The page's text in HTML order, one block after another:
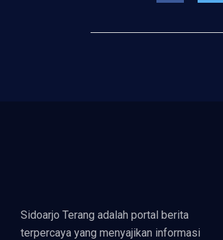
Sidoarjo Terang adalah portal berita
terpercaya yang menyajikan informasi